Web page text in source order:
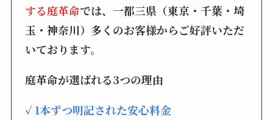
する庭革命では、一都三県（東京・千葉・埼
玉・神奈川）多くのお客様からご好評いただ
いております。
庭革命が選ばれる3つの理由
✓ 1本ずつ明記された安心料金